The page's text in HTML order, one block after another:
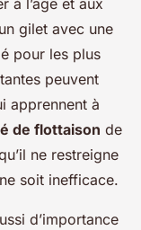
à l’âge et aux
gilet avec une
pour les plus
peuvent
apprennent à
de flottaison de
ne restreigne
soit inefficace.
d’importance